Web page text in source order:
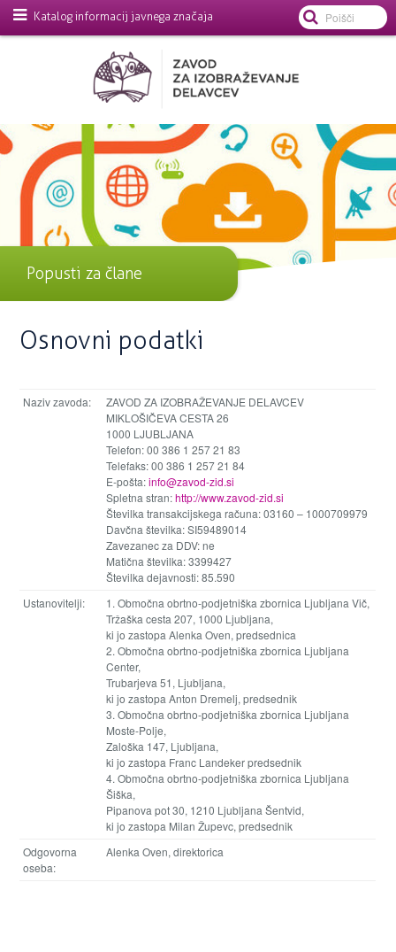
Katalog informacij javnega značaja
Popusti za člane
Osnovni podatki
Naziv zavoda:
ZAVOD ZA IZOBRAŽEVANJE DELAVCEV
MIKLOŠIČEVA CESTA 26
1000 LJUBLJANA
Telefon: 00 386 1 257 21 83
Telefaks: 00 386 1 257 21 84
E-pošta:info@zavod-zid.si
Spletna stran:http://www.zavod-zid.si
Številka transakcijskega računa: 03160 – 1000709979
Davčna številka: SI59489014
Zavezanec za DDV: ne
Matična številka: 3399427
Številka dejavnosti: 85.590
Ustanovitelji:
1. Območna obrtno-podjetniška zbornica Ljubljana Vič,
Tržaška cesta 207, 1000 Ljubljana,
ki jo zastopa Alenka Oven, predsednica
2. Območna obrtno-podjetniška zbornica Ljubljana
Center,
Trubarjeva 51, Ljubljana,
ki jo zastopa Anton Dremelj, predsednik
3. Območna obrtno-podjetniška zbornica Ljubljana
Moste-Polje,
Zaloška 147, Ljubljana,
ki jo zastopa Franc Landeker predsednik
4. Območna obrtno-podjetniška zbornica Ljubljana
Šiška,
Pipanova pot 30, 1210 Ljubljana Šentvid,
ki jo zastopa Milan Župevc, predsednik
Odgovorna
oseba:
Alenka Oven, direktorica